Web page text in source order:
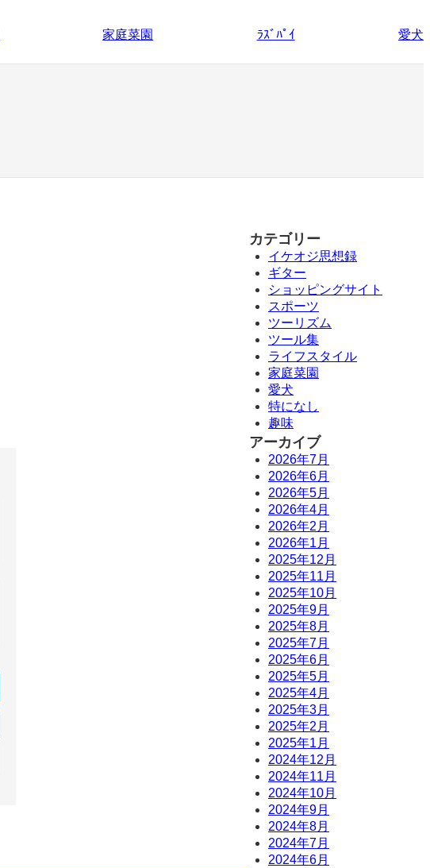
家庭菜園 ﾗｽﾞﾊﾟｲ 愛犬
カテゴリー
イケオジ思想録
ギター
ショッピングサイト
スポーツ
ツーリズム
ツール集
ライフスタイル
家庭菜園
愛犬
特になし
趣味
アーカイブ
2026年7月
2026年6月
2026年5月
2026年4月
2026年2月
2026年1月
2025年12月
2025年11月
2025年10月
2025年9月
2025年8月
2025年7月
2025年6月
2025年5月
2025年4月
2025年3月
2025年2月
2025年1月
2024年12月
2024年11月
2024年10月
2024年9月
2024年8月
2024年7月
2024年6月